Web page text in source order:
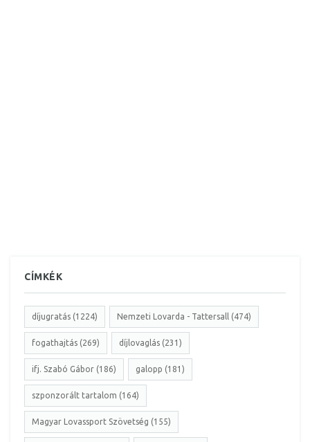
CÍMKÉK
díjugratás (1224) Nemzeti Lovarda - Tattersall (474)
fogathajtás (269) díjlovaglás (231)
ifj. Szabó Gábor (186) galopp (181)
szponzorált tartalom (164)
Magyar Lovassport Szövetség (155)